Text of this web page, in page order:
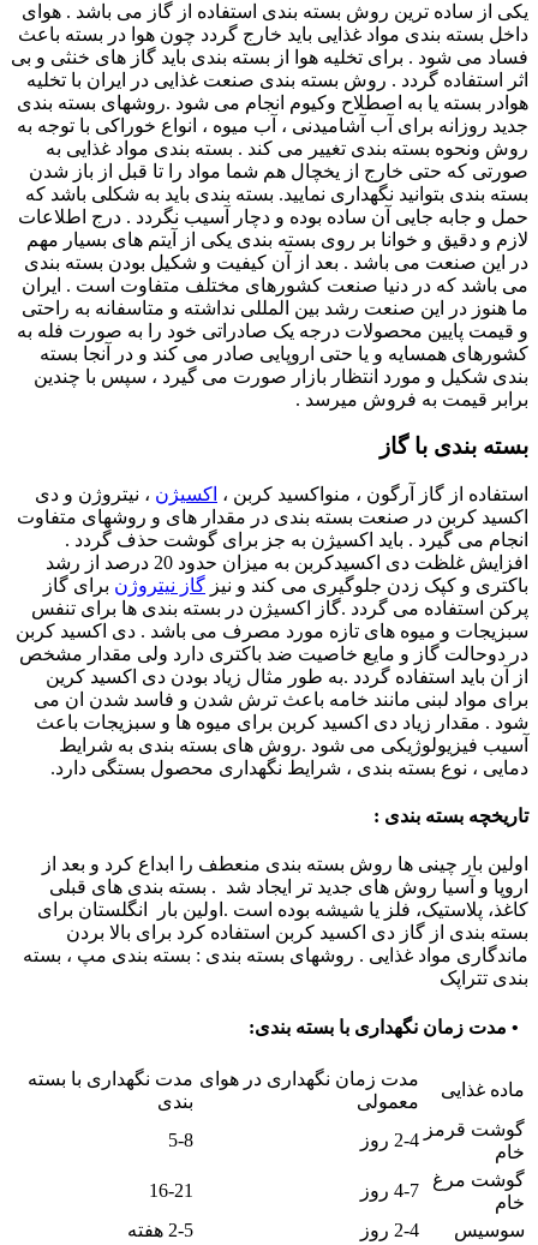
یکی از ساده ترین روش بسته بندی استفاده از گاز می باشد . هوای
داخل بسته بندی مواد غذایی باید خارج گردد چون هوا در بسته باعث
فساد می شود . برای تخلیه هوا از بسته بندی باید گاز های خنثی و بی
اثر استفاده گردد . روش بسته بندی صنعت غذایی در ایران با تخلیه
هوادر بسته یا به اصطلاح وکیوم انجام می شود .روشهای بسته بندی
جدید روزانه برای آب آشامیدنی ، آب میوه ، انواع خوراکی با توجه به
روش ونحوه بسته بندی تغییر می کند . بسته بندی مواد غذایی به
صورتی که حتی خارج از یخچال هم شما مواد را تا قبل از باز شدن
بسته بندی بتوانید نگهداری نمایید. بسته بندی باید به شکلی باشد که
حمل و جابه جایی آن ساده بوده و دچار آسیب نگردد . درج اطلاعات
لازم و دقیق و خوانا بر روی بسته بندی یکی از آیتم های بسیار مهم
در این صنعت می باشد . بعد از آن کیفیت و شکیل بودن بسته بندی
می باشد که در دنیا صنعت کشورهای مختلف متفاوت است . ایران
ما هنوز در این صنعت رشد بین المللی نداشته و متاسفانه به راحتی
و قیمت پایین محصولات درجه یک صادراتی خود را به صورت فله به
کشورهای همسایه و یا حتی اروپایی صادر می کند و در آنجا بسته
بندی شکیل و مورد انتظار بازار صورت می گیرد ، سپس با چندین
برابر قیمت به فروش میرسد .
بسته بندی با گاز
استفاده از گاز آرگون ، منواکسید کربن ، اکسیژن ، نیتروژن و دی
اکسید کربن در صنعت بسته بندی در مقدار های و روشهای متفاوت
انجام می گیرد . باید اکسیژن به جز برای گوشت حذف گردد .
افزایش غلظت دی اکسیدکربن به میزان حدود 20 درصد از رشد
باکتری و کپک زدن جلوگیری می کند و نیز گاز نیتروژن برای گاز
پرکن استفاده می گردد .گاز اکسیژن در بسته بندی ها برای تنفس
سبزیجات و میوه های تازه مورد مصرف می باشد . دی اکسید کربن
در دوحالت گاز و مایع خاصیت ضد باکتری دارد ولی مقدار مشخص
از آن باید استفاده گردد .به طور مثال زیاد بودن دی اکسید کرین
برای مواد لبنی مانند خامه باعث ترش شدن و فاسد شدن ان می
شود . مقدار زیاد دی اکسید کربن برای میوه ها و سبزیجات باعث
آسیب فیزیولوژیکی می شود .روش های بسته بندی به شرایط
دمایی ، نوع بسته بندی ، شرایط نگهداری محصول بستگی دارد.
تاریخچه بسته بندی :
اولین بار چینی ها روش بسته بندی منعطف را ابداع کرد و بعد از
اروپا و آسیا روش های جدید تر ایجاد شد . بسته بندی های قبلی
کاغذ، پلاستیک، فلز یا شیشه بوده است .اولین بار انگلستان برای
بسته بندی از گاز دی اکسید کربن استفاده کرد برای بالا بردن
ماندگاری مواد غذایی . روشهای بسته بندی : بسته بندی مپ ، بسته
بندی تتراپک
• مدت زمان نگهداری با بسته بندی:
ماده غذایی
مدت زمان نگهداری در هوای
معمولی
مدت نگهداری با بسته
بندی
گوشت قرمز
خام
2-4 روز
5-8
گوشت مرغ
خام
4-7 روز
16-21
سوسیس
2-4 روز 2-5 هفته